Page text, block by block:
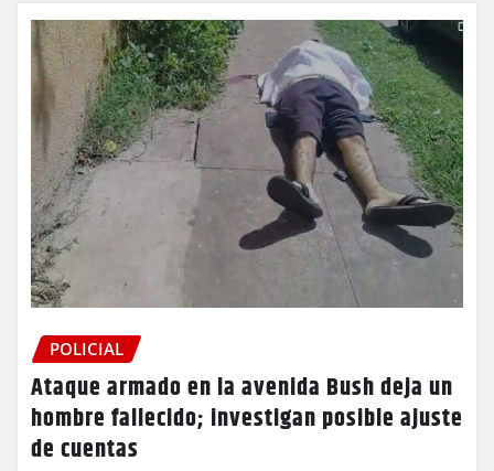
POLICIAL
Ataque armado en la avenida Bush deja un
hombre fallecido; investigan posible ajuste
de cuentas